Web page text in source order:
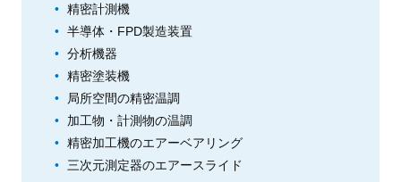
精密計測機
半導体・FPD製造装置
分析機器
精密塗装機
局所空間の精密温調
加工物・計測物の温調
精密加工機のエアーベアリング
三次元測定器のエアースライド